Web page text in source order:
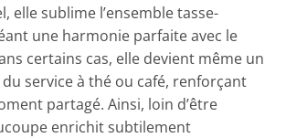
elle sublime l’ensemble tasse-
une harmonie parfaite avec le
certains cas, elle devient même un
service à thé ou café, renforçant
partagé. Ainsi, loin d’être
enrichit subtilement